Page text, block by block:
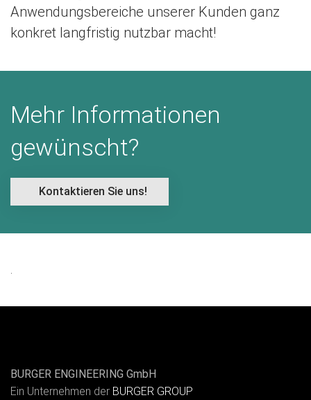
Anwendungsbereiche unserer Kunden ganz
konkret langfristig nutzbar macht!
Mehr Informationen
gewünscht?
Kontaktieren Sie uns!
.
BURGER ENGINEERING GmbH
Ein Unternehmen der BURGER GROUP